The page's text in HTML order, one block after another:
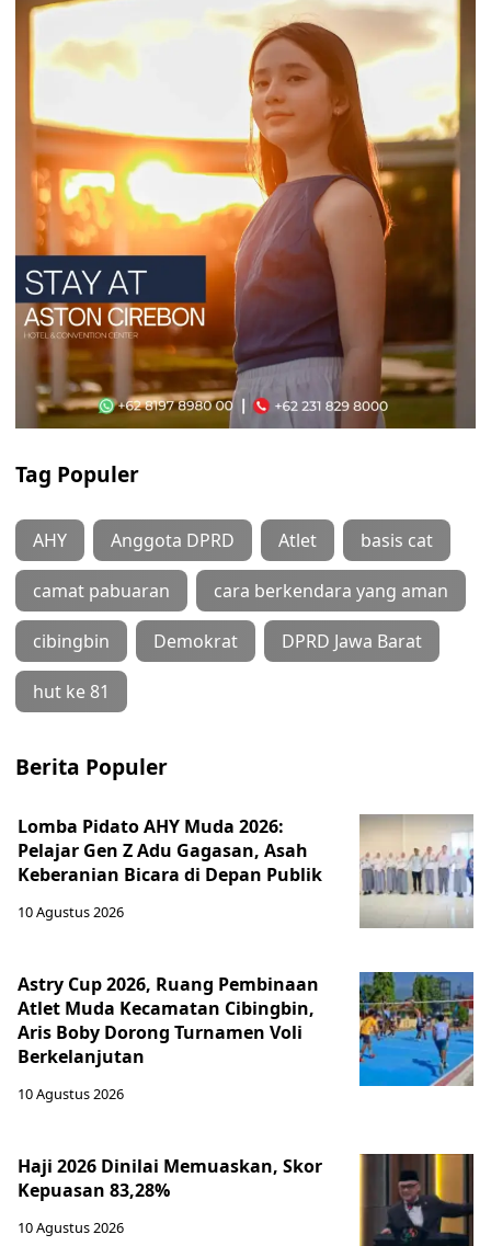
Tag Populer
AHY Anggota DPRD Atlet basis cat
camat pabuaran cara berkendara yang aman
cibingbin Demokrat DPRD Jawa Barat
hut ke 81
Berita Populer
Lomba Pidato AHY Muda 2026:
Pelajar Gen Z Adu Gagasan, Asah
Keberanian Bicara di Depan Publik
10 Agustus 2026
Astry Cup 2026, Ruang Pembinaan
Atlet Muda Kecamatan Cibingbin,
Aris Boby Dorong Turnamen Voli
Berkelanjutan
10 Agustus 2026
Haji 2026 Dinilai Memuaskan, Skor
Kepuasan 83,28%
10 Agustus 2026